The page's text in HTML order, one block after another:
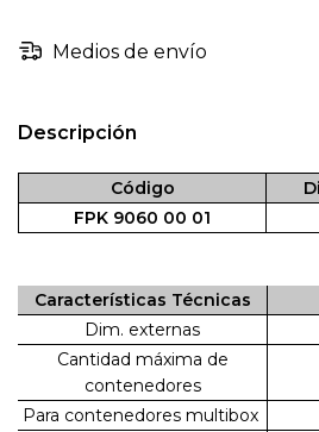
Medios de envío
Descripción
Código
FPK 9060 00 01
Características Técnicas
Dim. externas
Cantidad máxima de
contenedores
Para contenedores multibox